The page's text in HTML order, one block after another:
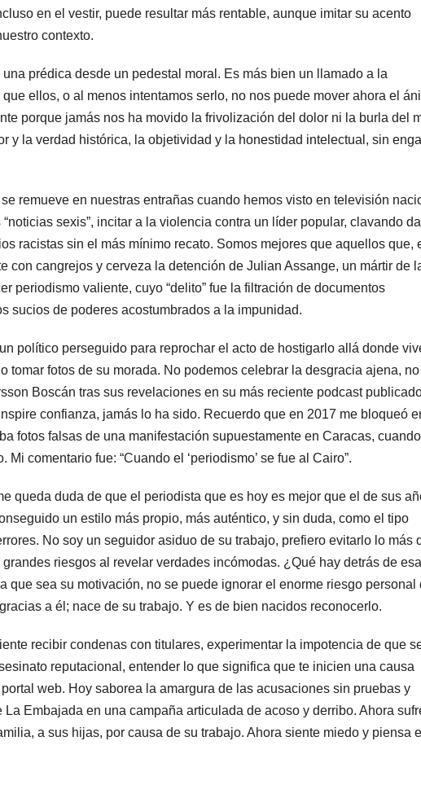
en el vestir, puede resultar más rentable, aunque imitar su acento
contexto.
prédica desde un pedestal moral. Es más bien un llamado a la
ellos, o al menos intentamos serlo, no nos puede mover ahora el
porque jamás nos ha movido la frivolización del dolor ni la burla del
y la verdad histórica, la objetividad y la honestidad intelectual, sin
remueve en nuestras entrañas cuando hemos visto en televisión
sexis”, incitar a la violencia contra un líder popular, clavando
racistas sin el más mínimo recato. Somos mejores que aquellos que,
con cangrejos y cerveza la detención de Julian Assange, un mártir de
periodismo valiente, cuyo “delito” fue la filtración de documentos
sucios de poderes acostumbrados a la impunidad.
político perseguido para reprochar el acto de hostigarlo allá donde
tomar fotos de su morada. No podemos celebrar la desgracia ajena,
Boscán tras sus revelaciones en su más reciente podcast
confianza, jamás lo ha sido. Recuerdo que en 2017 me bloqueó
fotos falsas de una manifestación supuestamente en Caracas,
comentario fue: “Cuando el ‘periodismo’ se fue al Cairo”.
queda duda de que el periodista que es hoy es mejor que el de sus
un estilo más propio, más auténtico, y sin duda, como el tipo
No soy un seguidor asiduo de su trabajo, prefiero evitarlo lo más
riesgos al revelar verdades incómodas. ¿Qué hay detrás de esa
que sea su motivación, no se puede ignorar el enorme riesgo personal
a él; nace de su trabajo. Y es de bien nacidos reconocerlo.
recibir condenas con titulares, experimentar la impotencia de que
reputacional, entender lo que significa que te inicien una causa
web. Hoy saborea la amargura de las acusaciones sin pruebas y
Embajada en una campaña articulada de acoso y derribo. Ahora
a sus hijas, por causa de su trabajo. Ahora siente miedo y piensa